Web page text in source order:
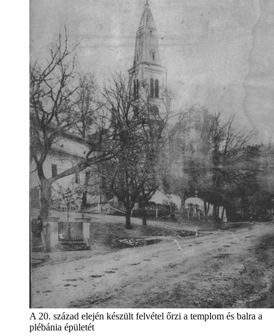
A 20. század elején készült felvétel őrzi a templom és balra a
plébánia épületét